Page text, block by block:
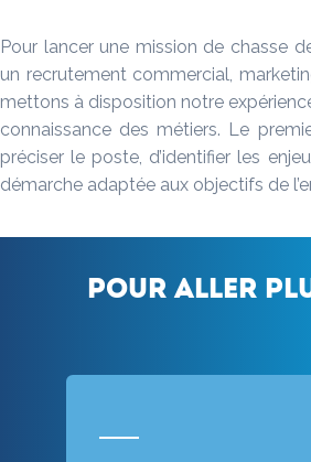
Pour lancer une mission de chasse
un recrutement commercial,
mettons à disposition notre
connaissance des métiers. Le
préciser le poste, d’identifier les
démarche adaptée aux objectifs de
Pour aller